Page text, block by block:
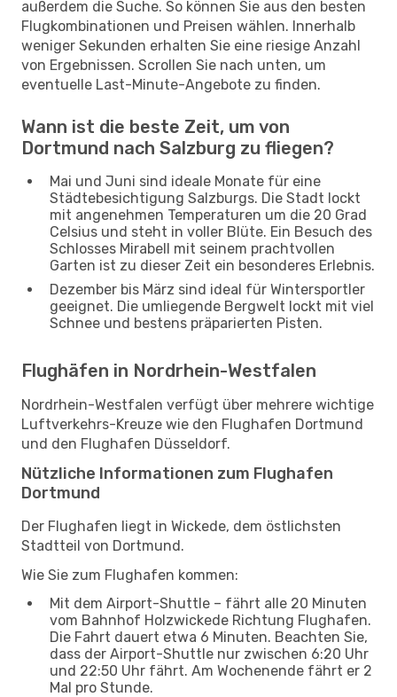
außerdem die Suche. So können Sie aus den besten
Flugkombinationen und Preisen wählen. Innerhalb
weniger Sekunden erhalten Sie eine riesige Anzahl
von Ergebnissen. Scrollen Sie nach unten, um
eventuelle Last-Minute-Angebote zu finden.
Wann ist die beste Zeit, um von
Dortmund nach Salzburg zu fliegen?
Mai und Juni sind ideale Monate für eine
Städtebesichtigung Salzburgs. Die Stadt lockt
mit angenehmen Temperaturen um die 20 Grad
Celsius und steht in voller Blüte. Ein Besuch des
Schlosses Mirabell mit seinem prachtvollen
Garten ist zu dieser Zeit ein besonderes Erlebnis.
Dezember bis März sind ideal für Wintersportler
geeignet. Die umliegende Bergwelt lockt mit viel
Schnee und bestens präparierten Pisten.
Flughäfen in Nordrhein-Westfalen
Nordrhein-Westfalen verfügt über mehrere wichtige
Luftverkehrs-Kreuze wie den Flughafen Dortmund
und den Flughafen Düsseldorf.
Nützliche Informationen zum Flughafen
Dortmund
Der Flughafen liegt in Wickede, dem östlichsten
Stadtteil von Dortmund.
Wie Sie zum Flughafen kommen:
Mit dem Airport-Shuttle – fährt alle 20 Minuten
vom Bahnhof Holzwickede Richtung Flughafen.
Die Fahrt dauert etwa 6 Minuten. Beachten Sie,
dass der Airport-Shuttle nur zwischen 6:20 Uhr
und 22:50 Uhr fährt. Am Wochenende fährt er 2
Mal pro Stunde.